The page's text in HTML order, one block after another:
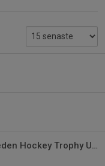
Vi hälsar er välkomna till Sweden Hockey Trophy U13, 2025!